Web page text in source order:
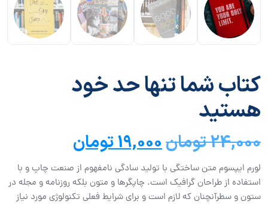
کتاب شما تنها حد خود
هستید
24,000تومان19,000تومان
لورم ایپسوم متن ساختگی با تولید سادگی نامفهوم از صنعت چاپ و با
استفاده از طراحان گرافیک است. چاپگرها و متون بلکه روزنامه و مجله در
ستون و سطرآنچنان که لازم است و برای شرایط فعلی تکنولوژی مورد نیاز